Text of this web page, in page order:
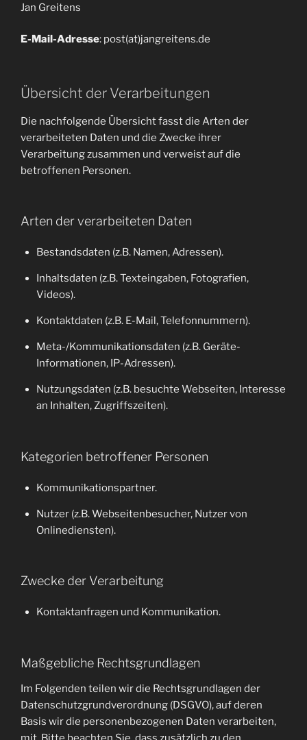
Jan Greitens
E-Mail-Adresse: post(at)jangreitens.de
Übersicht der Verarbeitungen
Die nachfolgende Übersicht fasst die Arten der
verarbeiteten Daten und die Zwecke ihrer
Verarbeitung zusammen und verweist auf die
betroffenen Personen.
Arten der verarbeiteten Daten
Bestandsdaten (z.B. Namen, Adressen).
Inhaltsdaten (z.B. Texteingaben, Fotografien,
Videos).
Kontaktdaten (z.B. E-Mail, Telefonnummern).
Meta-/Kommunikationsdaten (z.B. Geräte-
Informationen, IP-Adressen).
Nutzungsdaten (z.B. besuchte Webseiten, Interesse
an Inhalten, Zugriffszeiten).
Kategorien betroffener Personen
Kommunikationspartner.
Nutzer (z.B. Webseitenbesucher, Nutzer von
Onlinediensten).
Zwecke der Verarbeitung
Kontaktanfragen und Kommunikation.
Maßgebliche Rechtsgrundlagen
Im Folgenden teilen wir die Rechtsgrundlagen der
Datenschutzgrundverordnung (DSGVO), auf deren
Basis wir die personenbezogenen Daten verarbeiten,